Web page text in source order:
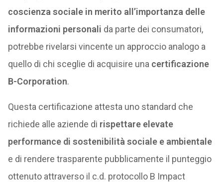
coscienza sociale in merito all’importanza delle
informazioni personali da parte dei consumatori,
potrebbe rivelarsi vincente un approccio analogo a
quello di chi sceglie di acquisire una certificazione
B-Corporation.
Questa certificazione attesta uno standard che
richiede alle aziende di rispettare elevate
performance di sostenibilità sociale e ambientale
e di rendere trasparente pubblicamente il punteggio
ottenuto attraverso il c.d. protocollo B Impact